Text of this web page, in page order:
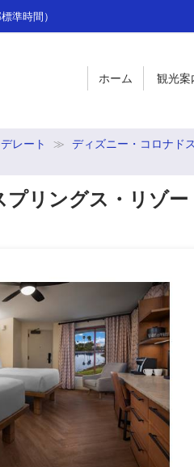
準時間）
ホーム 観光案
レート ディズニー・コロナド
リングス・リゾ